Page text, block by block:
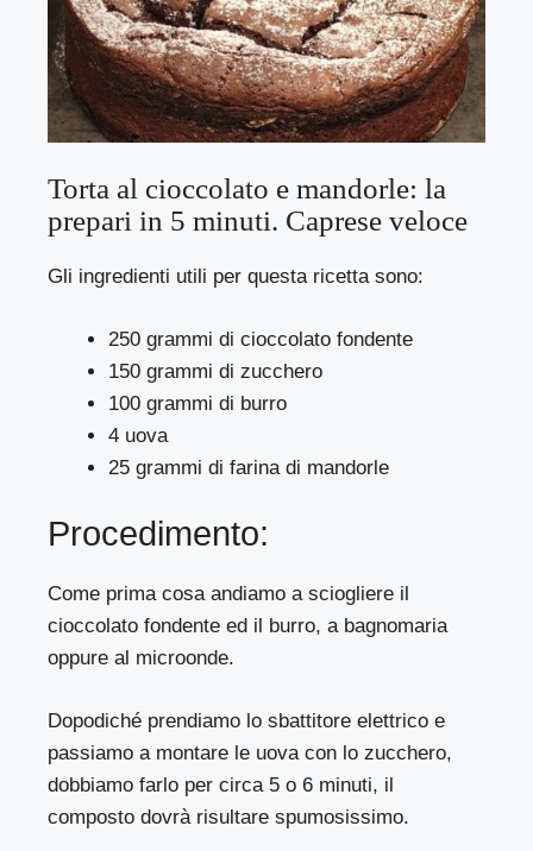
Torta al cioccolato e mandorle: la
prepari in 5 minuti. Caprese veloce
Gli ingredienti utili per questa ricetta sono:
250 grammi di cioccolato fondente
150 grammi di zucchero
100 grammi di burro
4 uova
25 grammi di farina di mandorle
Procedimento:
Come prima cosa andiamo a sciogliere il
cioccolato fondente ed il burro, a bagnomaria
oppure al microonde.
Dopodiché prendiamo lo sbattitore elettrico e
passiamo a montare le uova con lo zucchero,
dobbiamo farlo per circa 5 o 6 minuti, il
composto dovrà risultare spumosissimo.